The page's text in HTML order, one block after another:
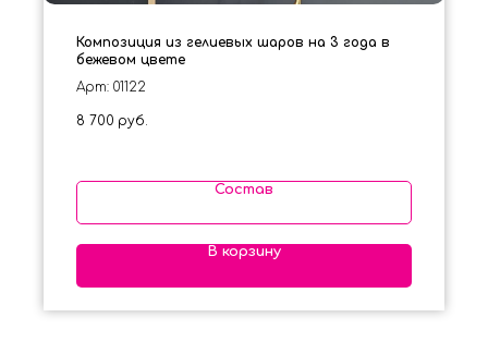
Композиция из гелиевых шаров на 3 года в
бежевом цвете
Арт: 01122
8 700 руб.
Состав
В корзину